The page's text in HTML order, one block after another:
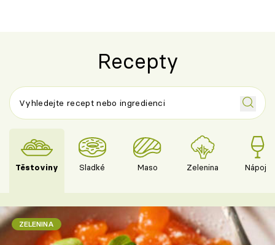
Recepty
Těstoviny Sladké Maso Zelenina Nápoje
ZELENINA